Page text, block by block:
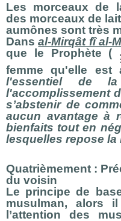
Les morceaux de
des morceaux de
aumônes sont très
Dansal-Mirqât fî al-
que le Prophète (
femme qu'elle est
l'essentiel de
l'accomplissement
s’abstenir de
aucun avantage à
bienfaits tout en
lesquelles repose la
Quatrièmement :
du voisin
Le principe de
musulman, alors
l’attention des